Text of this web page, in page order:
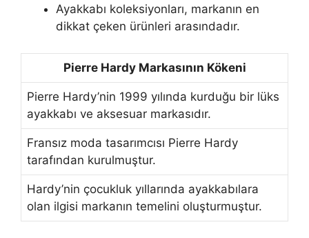
Ayakkabı koleksiyonları, markanın en
dikkat çeken ürünleri arasındadır.
Pierre Hardy Markasının Kökeni
Pierre Hardy’nin 1999 yılında kurduğu bir lüks
ayakkabı ve aksesuar markasıdır.
Fransız moda tasarımcısı Pierre Hardy
tarafından kurulmuştur.
Hardy’nin çocukluk yıllarında ayakkabılara
olan ilgisi markanın temelini oluşturmuştur.